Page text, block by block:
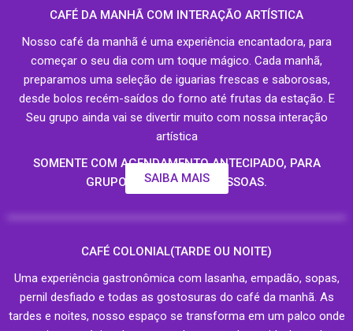
CAFÉ DA MANHÃ COM INTERAÇÃO ARTÍSTICA
Nosso café da manhã é uma experiência encantadora, para
começar o seu dia com um toque mágico. Cada manhã,
preparamos uma seleção de iguarias frescas e saborosas,
desde bolos recém-saídos do forno até frutas da estação. E
Seu grupo ainda vai se divertir muito com nossa interação
artística
SOMENTE COM AGENDAMENTO ANTECIPADO, PARA
GRUPOS ACIMA DE 20 PESSOAS.
SAIBA MAIS
CAFÉ COLONIAL(TARDE OU NOITE)
Uma experiência gastronômica com lasanha, empadão, sopas,
pernil desfiado e todas as gostosuras do café da manhã. As
tardes e noites, nosso espaço se transforma em um palco onde